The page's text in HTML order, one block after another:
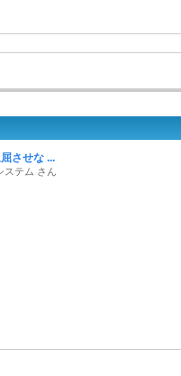
させな ...
ステム さん